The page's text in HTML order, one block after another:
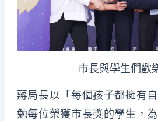
市長與學生們歡
蔣局長以「每個孩子都擁有
勉每位榮獲市長獎的學生，